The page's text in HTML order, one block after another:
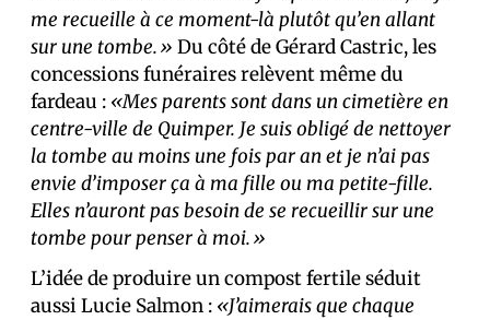
me recueille à ce moment-là plutôt qu’en allant
sur une tombe.» Du côté de Gérard Castric, les
concessions funéraires relèvent même du
fardeau : «Mes parents sont dans un cimetière en
centre-ville de Quimper. Je suis obligé de nettoyer
la tombe au moins une fois par an et je n’ai pas
envie d’imposer ça à ma fille ou ma petite-fille.
Elles n’auront pas besoin de se recueillir sur une
tombe pour penser à moi.»
L’idée de produire un compost fertile séduit
aussi Lucie Salmon : «J’aimerais que chaque